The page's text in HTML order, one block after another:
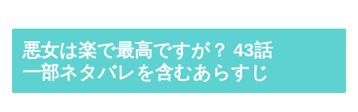
悪女は楽で最高ですが？ 43話
一部ネタバレを含むあらすじ